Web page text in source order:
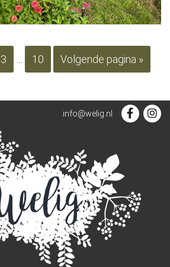
3 10 Volgende pagina »
info@welig.nl